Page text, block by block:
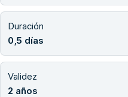
Duración
0,5 días
Validez
2 años